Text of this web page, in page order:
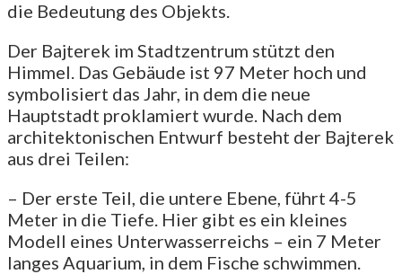
die Bedeutung des Objekts.
Der Bajterek im Stadtzentrum stützt den
Himmel. Das Gebäude ist 97 Meter hoch und
symbolisiert das Jahr, in dem die neue
Hauptstadt proklamiert wurde. Nach dem
architektonischen Entwurf besteht der Bajterek
aus drei Teilen:
– Der erste Teil, die untere Ebene, führt 4-5
Meter in die Tiefe. Hier gibt es ein kleines
Modell eines Unterwasserreichs – ein 7 Meter
langes Aquarium, in dem Fische schwimmen.